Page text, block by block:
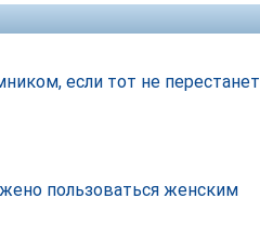
если тот не перестанет
пользоваться женским